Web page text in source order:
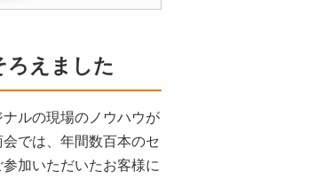
ろえました
ルの現場のノウハウが
では、年間数百本のセ
加いただいたお客様に